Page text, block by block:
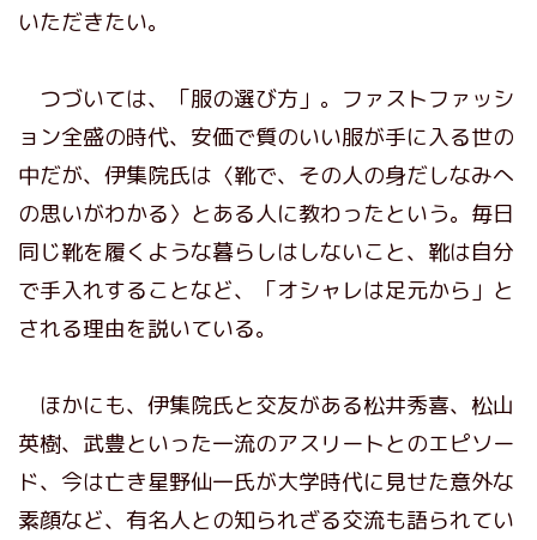
いただきたい。
つづいては、「服の選び方」。ファストファッシ
ョン全盛の時代、安価で質のいい服が手に入る世の
中だが、伊集院氏は〈靴で、その人の身だしなみへ
の思いがわかる〉とある人に教わったという。毎日
同じ靴を履くような暮らしはしないこと、靴は自分
で手入れすることなど、「オシャレは足元から」と
される理由を説いている。
ほかにも、伊集院氏と交友がある松井秀喜、松山
英樹、武豊といった一流のアスリートとのエピソー
ド、今は亡き星野仙一氏が大学時代に見せた意外な
素顔など、有名人との知られざる交流も語られてい